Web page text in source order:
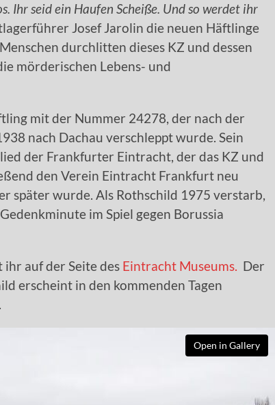
Ihr seid ein Haufen Scheiße. Und so werdet ihr
Josef Jarolin die neuen Häftlinge
durchlitten dieses KZ und dessen
mörderischen Lebens- und
mit der Nummer 24278, der nach der
nach Dachau verschleppt wurde. Sein
der Frankfurter Eintracht, der das KZ und
den Verein Eintracht Frankfurt neu
später wurde. Als Rothschild 1975 verstarb,
im Spiel gegen Borussia
auf der Seite des Eintracht Museums. Der
erscheint in den kommenden Tagen
Open in Gallery